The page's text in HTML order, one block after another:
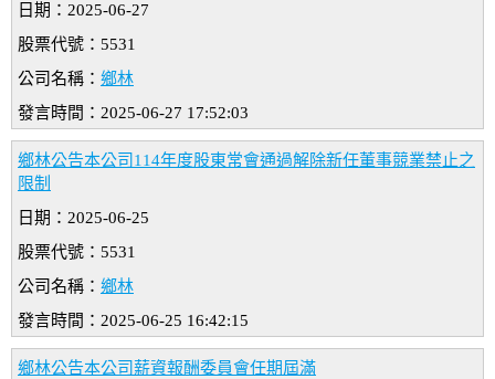
日期：2025-06-27
股票代號：5531
公司名稱： 鄉林
發言時間：2025-06-27 17:52:03
鄉林公告本公司114年度股東常會通過解除新任董事競業禁止之
限制
日期：2025-06-25
股票代號：5531
公司名稱： 鄉林
發言時間：2025-06-25 16:42:15
鄉林公告本公司薪資報酬委員會任期屆滿